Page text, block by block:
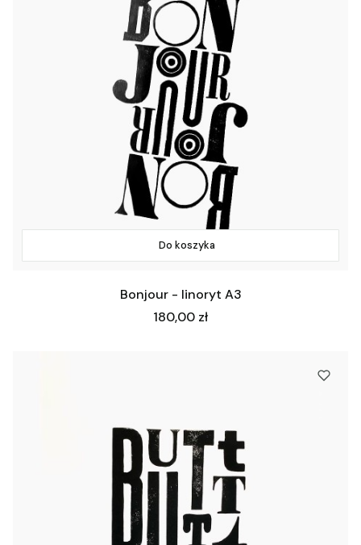
Do koszyka
Bonjour - linoryt A3
Cena
180,00 zł